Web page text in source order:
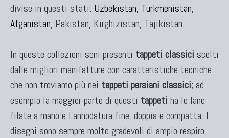
Kilim Vecchi E Antichi
Kilim Nuovi
Nuovissimi Kilim India
Arazzi E Ricami
divise in questi stati: Uzbekistan, Turkmenistan,
Afganistan, Pakistan, Kirghizistan, Tajikistan.
In queste collezioni soni presenti tappeti classici scelti
dalle migliori manifatture con caratteristiche tecniche
che non troviamo più nei tappeti persiani classici; ad
esempio la maggior parte di questi tappeti ha le lane
filate a mano e l'annodatura fine, doppia e compatta. I
disegni sono sempre molto gradevoli di ampio respiro,